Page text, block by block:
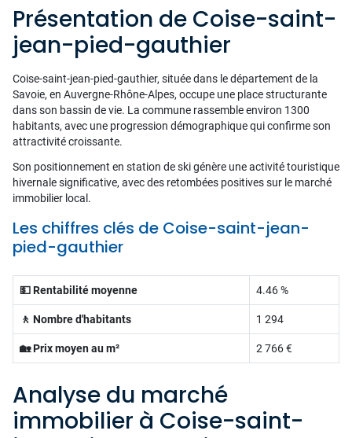
Présentation de Coise-saint-
jean-pied-gauthier
Coise-saint-jean-pied-gauthier, située dans le département de la
Savoie, en Auvergne-Rhône-Alpes, occupe une place structurante
dans son bassin de vie. La commune rassemble environ 1300
habitants, avec une progression démographique qui confirme son
attractivité croissante.
Son positionnement en station de ski génère une activité touristique
hivernale significative, avec des retombées positives sur le marché
immobilier local.
Les chiffres clés de Coise-saint-jean-
pied-gauthier
💵 Rentabilité moyenne 4.46 %
🚶 Nombre d'habitants 1 294
🏡 Prix moyen au m² 2 766 €
Analyse du marché
immobilier à Coise-saint-